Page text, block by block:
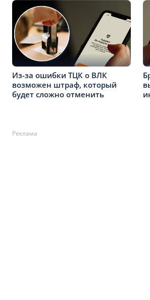
Из-за ошибки ТЦК о ВЛК
возможен штраф, который
будет сложно отменить
Реклама